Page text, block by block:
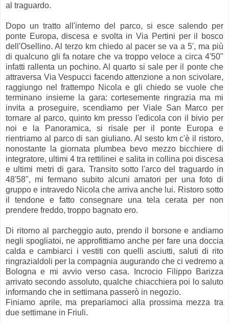
al traguardo.
Dopo un tratto all'interno del parco, si esce salendo per
ponte Europa, discesa e svolta in Via Pertini per il bosco
dell'Osellino. Al terzo km chiedo al pacer se va a 5', ma più
di qualcuno gli fa notare che va troppo veloce a circa 4'50"
infatti rallenta un pochino. Al quarto si sale per il ponte che
attraversa Via Vespucci facendo attenzione a non scivolare,
raggiungo nel frattempo Nicola e gli chiedo se vuole che
terminano insieme la gara: cortesemente ringrazia ma mi
invita a proseguire, scendiamo per Viale San Marco per
tornare al parco, quinto km presso l'edicola con il bivio per
noi e la Panoramica, si risale per il ponte Europa e
rientriamo al parco di san giuliano. Al sesto km c'è il ristoro,
nonostante la giornata plumbea bevo mezzo bicchiere di
integratore, ultimi 4 tra rettilinei e salita in collina poi discesa
e ultimi metri di gara. Transito sotto l'arco del traguardo in
48'58", mi fermano subito alcuni amatori per una foto di
gruppo e intravedo Nicola che arriva anche lui. Ristoro sotto
il tendone e fatto consegnare una tela cerata per non
prendere freddo, troppo bagnato ero.
Di ritorno al parcheggio auto, prendo il borsone e andiamo
negli spogliatoi, ne approfittiamo anche per fare una doccia
calda e cambiarci i vestiti con quelli asciutti, saluti di rito
ringrazialdoli per la compagnia augurando che ci vedremo a
Bologna e mi avvio verso casa. Incrocio Filippo Barizza
arrivato secondo assoluto, qualche chiacchiera poi lo saluto
informando che in settimana passerò in negozio.
Finiamo aprile, ma prepariamoci alla prossima mezza tra
due settimane in Friuli.